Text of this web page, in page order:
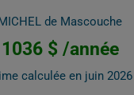
de Mascouche
1036 $ /année
calculée en juin 2026